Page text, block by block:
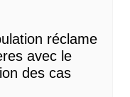
réclame
avec le
des cas